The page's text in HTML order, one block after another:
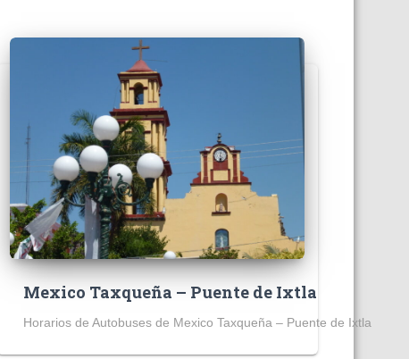
Mexico Taxqueña – Puente de Ixtla
Horarios de Autobuses de Mexico Taxqueña – Puente de Ixtla